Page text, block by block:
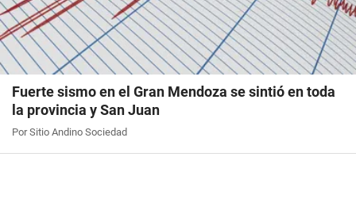
Fuerte sismo en el Gran Mendoza se sintió en toda
la provincia y San Juan
Por Sitio Andino Sociedad